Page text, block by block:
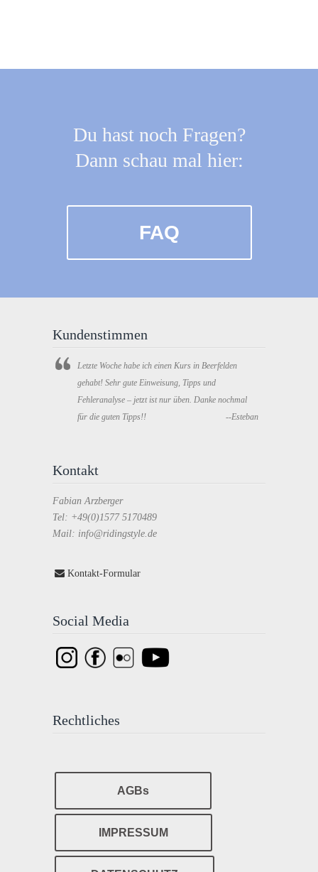
Du hast noch Fragen?
Dann schau mal hier:
FAQ
Kundenstimmen
Letzte Woche habe ich einen Kurs in Beerfelden
gehabt! Sehr gute Einweisung, Tipps und
Fehleranalyse – jetzt ist nur üben. Danke nochmal
für die guten Tipps!!
--Esteban
Kontakt
Fabian Arzberger
Tel: +49(0)1577 5170489
Mail: info@ridingstyle.de
Kontakt-Formular
Social Media
Rechtliches
AGBs
IMPRESSUM